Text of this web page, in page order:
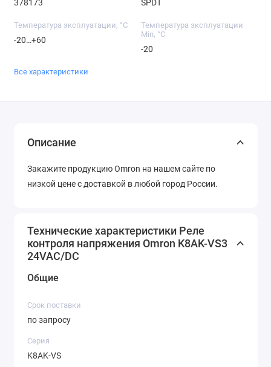
378173 SPDT
Температура эксплуатации, °C
-20…+60
Температура эксплуатации
Min, °C
-20
Все характеристики
Описание
Закажите продукцию Omron на нашем сайте по
низкой цене с доставкой в любой город России.
Технические характеристики Реле
контроля напряжения Omron K8AK-VS3
24VAC/DC
Общие
Срок поставки
по запросу
Серия
K8AK-VS